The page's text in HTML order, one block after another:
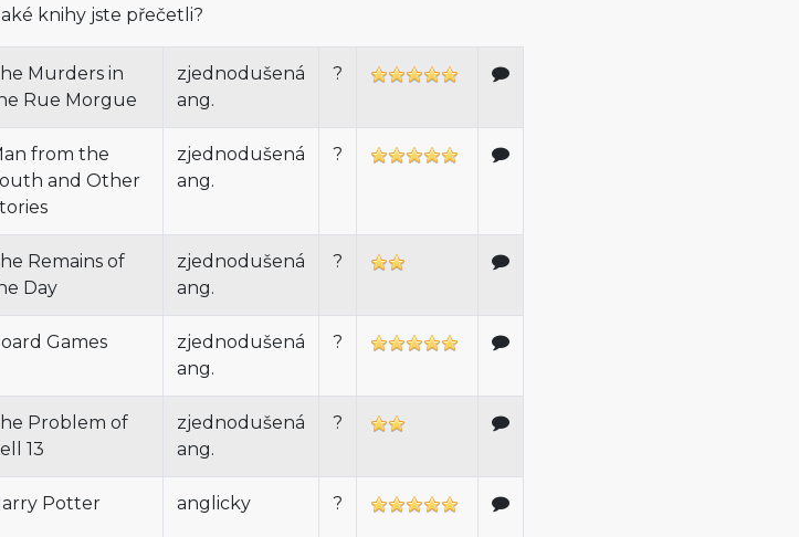
knihy jste přečetli?
Murders in
Rue Morgue
zjednodušená
ang.
?
from the
and Other
zjednodušená
ang.
?
Remains of
Day
zjednodušená
ang.
?
Games
zjednodušená
ang.
?
Problem of
13
zjednodušená
ang.
?
Potter anglicky ?